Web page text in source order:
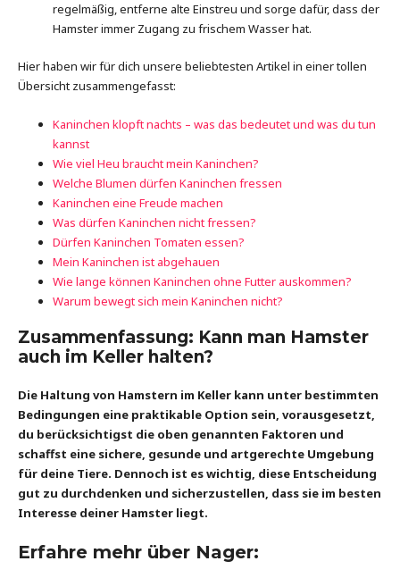
regelmäßig, entferne alte Einstreu und sorge dafür, dass der
Hamster immer Zugang zu frischem Wasser hat.
Hier haben wir für dich unsere beliebtesten Artikel in einer tollen
Übersicht zusammengefasst:
Kaninchen klopft nachts – was das bedeutet und was du tun
kannst
Wie viel Heu braucht mein Kaninchen?
Welche Blumen dürfen Kaninchen fressen
Kaninchen eine Freude machen
Was dürfen Kaninchen nicht fressen?
Dürfen Kaninchen Tomaten essen?
Mein Kaninchen ist abgehauen
Wie lange können Kaninchen ohne Futter auskommen?
Warum bewegt sich mein Kaninchen nicht?
Zusammenfassung: Kann man Hamster
auch im Keller halten?
Die Haltung von Hamstern im Keller kann unter bestimmten
Bedingungen eine praktikable Option sein, vorausgesetzt,
du berücksichtigst die oben genannten Faktoren und
schaffst eine sichere, gesunde und artgerechte Umgebung
für deine Tiere. Dennoch ist es wichtig, diese Entscheidung
gut zu durchdenken und sicherzustellen, dass sie im besten
Interesse deiner Hamster liegt.
Erfahre mehr über Nager: